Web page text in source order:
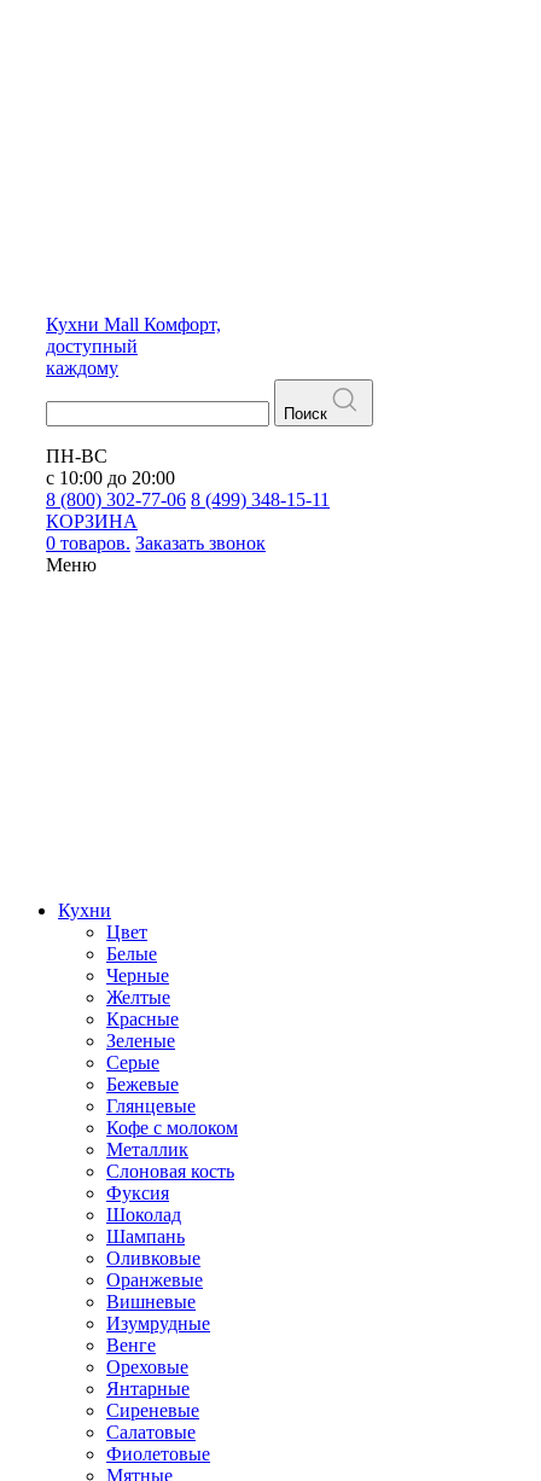
Кухни Mall Комфорт,
доступный
каждому
Поиск
ПН-ВС
с 10:00 до 20:00
8 (800) 302-77-06 8 (499) 348-15-11
КОРЗИНА
0 товаров. Заказать звонок
Меню
Кухни
Цвет
Белые
Черные
Желтые
Красные
Зеленые
Серые
Бежевые
Глянцевые
Кофе с молоком
Металлик
Слоновая кость
Фуксия
Шоколад
Шампань
Оливковые
Оранжевые
Вишневые
Изумрудные
Венге
Ореховые
Янтарные
Сиреневые
Салатовые
Фиолетовые
Мятные